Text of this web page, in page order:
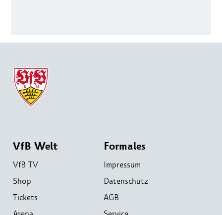
VfB Welt
VfB TV
Shop
Tickets
Formales
Impressum
Datenschutz
AGB